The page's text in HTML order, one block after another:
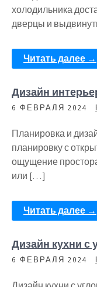
холодильника
дверцы и
Читать далее →
Дизайн
6 ФЕВРАЛЯ 2024
Планировка и
планировку с
ощущение
или […]
Читать далее →
Дизайн кухни с
6 ФЕВРАЛЯ 2024